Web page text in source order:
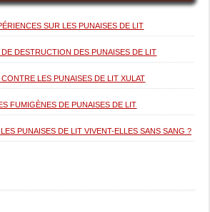
SUR LES PUNAISES DE LIT
DESTRUCTION DES PUNAISES DE LIT
LES PUNAISES DE LIT XULAT
FUMIGÈNES DE PUNAISES DE LIT
PUNAISES DE LIT VIVENT-ELLES SANS SANG ?